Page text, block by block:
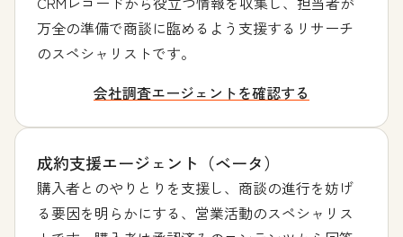
万全の準備で商談に臨めるよう支援するリサーチ
のスペシャリストです。
会社調査エージェントを確認する
成約支援エージェント（ベータ）
購入者とのやりとりを支援し、商談の進行を妨げ
る要因を明らかにする、営業活動のスペシャリス